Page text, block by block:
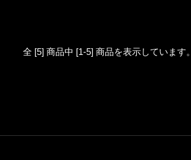
全 [5] 商品中 [1-5] 商品を表示しています。